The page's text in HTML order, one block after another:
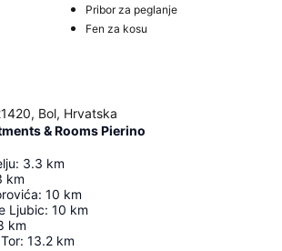
Pribor za peglanje
Fen za kosu
Bol, Hrvatska
& Rooms Pierino
: 3.3 km
km
: 10 km
Ljubic: 10 km
km
: 13.2 km